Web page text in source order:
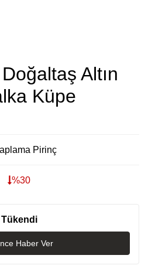
Altın
Küpe
Pirinç
%30
Tükendi
Haber Ver